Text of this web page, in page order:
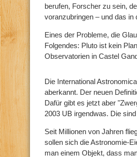
berufen, Forscher zu sein,
voranzubringen – und das in
Eines der Probleme, die
Folgendes: Pluto ist kein
Observatorien in Castel
Die International
aberkannt. Der neuen
Dafür gibt es jetzt aber
2003 UB irgendwas. Die
Seit Millionen von Jahren
sollen sich die Astronomie-
man einem Objekt, dass